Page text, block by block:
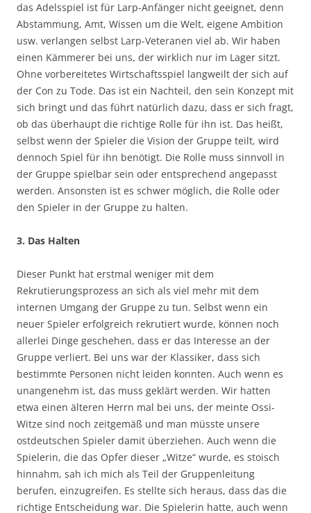
das Adelsspiel ist für Larp-Anfänger nicht geeignet, denn
Abstammung, Amt, Wissen um die Welt, eigene Ambition
usw. verlangen selbst Larp-Veteranen viel ab. Wir haben
einen Kämmerer bei uns, der wirklich nur im Lager sitzt.
Ohne vorbereitetes Wirtschaftsspiel langweilt der sich auf
der Con zu Tode. Das ist ein Nachteil, den sein Konzept mit
sich bringt und das führt natürlich dazu, dass er sich fragt,
ob das überhaupt die richtige Rolle für ihn ist. Das heißt,
selbst wenn der Spieler die Vision der Gruppe teilt, wird
dennoch Spiel für ihn benötigt. Die Rolle muss sinnvoll in
der Gruppe spielbar sein oder entsprechend angepasst
werden. Ansonsten ist es schwer möglich, die Rolle oder
den Spieler in der Gruppe zu halten.
3. Das Halten
Dieser Punkt hat erstmal weniger mit dem
Rekrutierungsprozess an sich als viel mehr mit dem
internen Umgang der Gruppe zu tun. Selbst wenn ein
neuer Spieler erfolgreich rekrutiert wurde, können noch
allerlei Dinge geschehen, dass er das Interesse an der
Gruppe verliert. Bei uns war der Klassiker, dass sich
bestimmte Personen nicht leiden konnten. Auch wenn es
unangenehm ist, das muss geklärt werden. Wir hatten
etwa einen älteren Herrn mal bei uns, der meinte Ossi-
Witze sind noch zeitgemäß und man müsste unsere
ostdeutschen Spieler damit überziehen. Auch wenn die
Spielerin, die das Opfer dieser „Witze“ wurde, es stoisch
hinnahm, sah ich mich als Teil der Gruppenleitung
berufen, einzugreifen. Es stellte sich heraus, dass das die
richtige Entscheidung war. Die Spielerin hatte, auch wenn